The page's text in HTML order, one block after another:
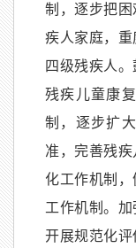
制，逐步把
疾人家庭，重
四级残疾人
残疾儿童康
制，逐步扩
准，完善残
化工作机制
工作机制。加
开展规范化